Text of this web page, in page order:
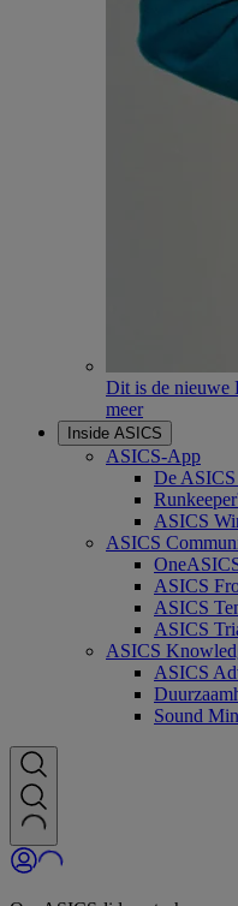
Dit is de nieuwe
meer
Inside ASICS
ASICS-App
De ASICS
ASICS
ASICS
ASICS
ASICS
ASICS
ASICS
ASICS
Sound